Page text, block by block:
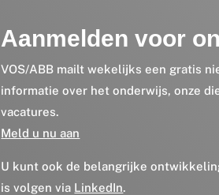
Aanmelden voor
VOS/ABB mailt wekelijks een gratis
informatie over het onderwijs, onze
vacatures.
Meld u nu aan
U kunt ook de belangrijke
is volgen via LinkedIn.